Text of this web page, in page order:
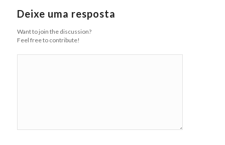
Deixe uma resposta
Want to join the discussion?
Feel free to contribute!